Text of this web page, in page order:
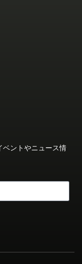
ベントやニュース情